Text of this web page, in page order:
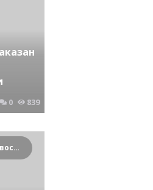
0 839
Криминальные новости Новосибирска и Сибирского региона